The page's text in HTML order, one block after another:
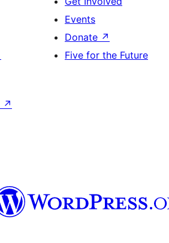
Events
Donate ↗
Five for the Future
↗